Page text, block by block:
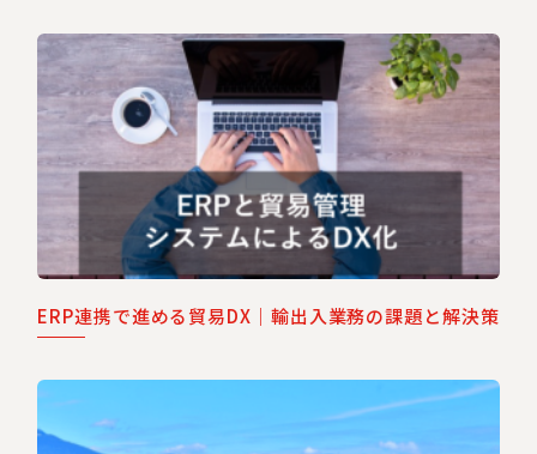
ERP連携で進める貿易DX｜輸出入業務の課題と解決策